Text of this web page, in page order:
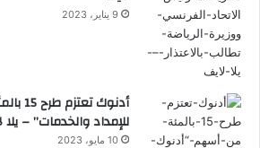
9 يناير، 2023
للإمداد والخدمات” – يلا
10 مايو، 2023